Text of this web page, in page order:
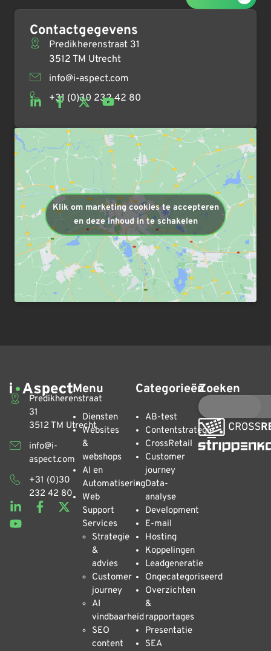
Contactgegevens
Predikherenstraat 31
3512 TM Utrecht
info@i-aspect.com
+31 (0)30 232 42 80
Klik om marketing cookies te accepteren
en deze inhoud in te schakelen
Predikherenstraat
31
3512 TM Utrecht
info@i-
aspect.com
+31 (0)30
232 42 80
Menu
Diensten
Websites
&
webshops
AI en
Automatisering
Web
Support
Services
Strategie
&
advies
Customer
journey
AI
vindbaarheid
SEO
content
Categorieën
AB-test
Contentstrategie
CrossRetail
Customer
journey
Data-
analyse
Development
E-mail
Hosting
Koppelingen
Leadgeneratie
Ongecategoriseerd
Overzichten
&
rapportages
Presentatie
SEA
Zoeken